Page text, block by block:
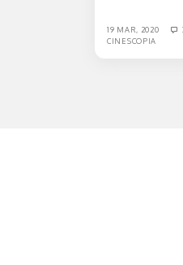
19 MAR, 2020
CINESCOPIA